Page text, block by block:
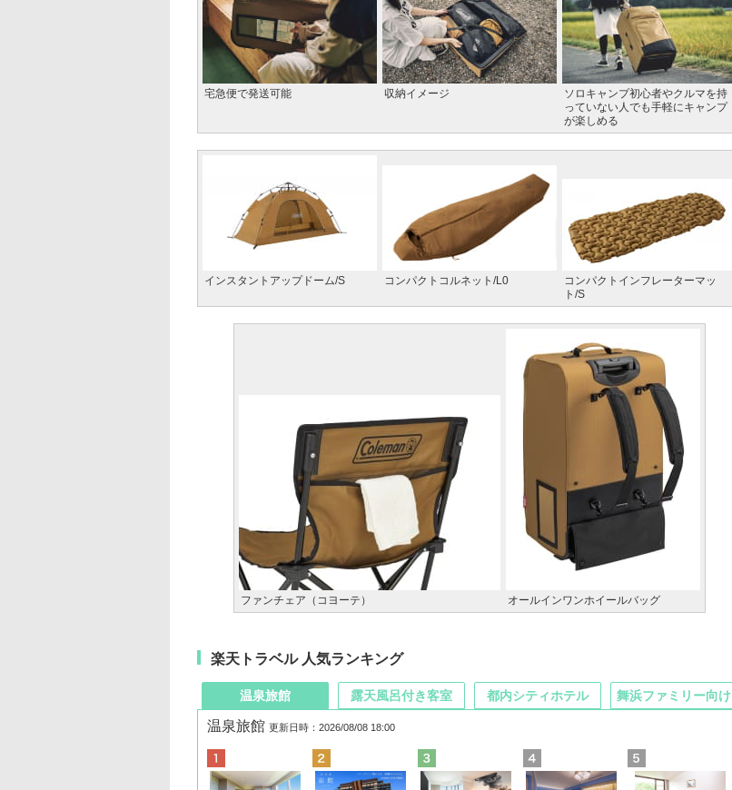
宅急便で発送可能 収納イメージ
ソロキャンプ初心者やクルマを持
っていない人でも手軽にキャンプ
が楽しめる
インスタントアップドーム/S コンパクトコルネット/L0
コンパクトインフレーターマッ
ト/S
ファンチェア（コヨーテ） オールインワンホイールバッグ
楽天トラベル 人気ランキング
温泉旅館
温泉旅館 更新日時：2026/08/08 18:00
露天風呂付き客室 都内シティホテル 舞浜ファミリー向け